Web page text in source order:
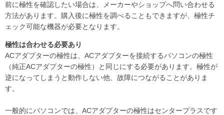
前に極性を確認したい場合は、メーカーやショップへ問い合わせる
方法があります。購入後に極性を調べることもできますが、極性チ
ェック可能な機器が必要となります。
極性は合わせる必要あり
ACアダプターの極性は、ACアダプターを接続するパソコンの極性
（純正ACアダプターの極性）と同じにする必要があります。極性が
逆になってしまうと動作しない他、故障につながることがありま
す。
一般的にパソコンでは、ACアダプターの極性はセンタープラスです